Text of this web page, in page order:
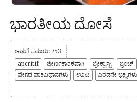
ಭಾರತೀಯ ದೋಸೆ
ಅಡುಗೆ ಸಮಯ: 753
aperitif
ಜೀರ್ಣಕಾರಕವಾಗಿ ಬ್ರೇಕ್ಫಾಸ್ಟ್ ಬ್ರಂಚ್
ವೇಗದ ಪಾಕವಿಧಾನಗಳು
ಊಟ ಎರಡನೇ ಭಕ್ಷ್ಯಗಳು